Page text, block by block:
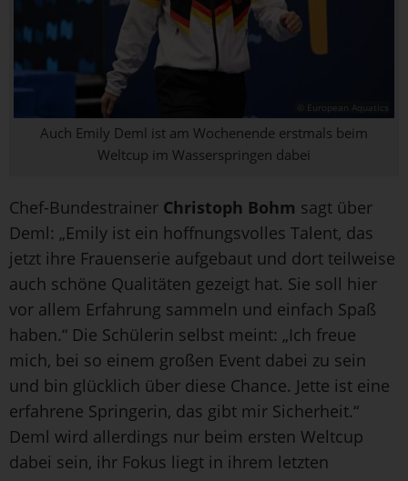
© European Aquatics
Auch Emily Deml ist am Wochenende erstmals beim
Weltcup im Wasserspringen dabei
Chef-Bundestrainer Christoph Bohm sagt über
Deml: „Emily ist ein hoffnungsvolles Talent, das
jetzt ihre Frauenserie aufgebaut und dort teilweise
auch schöne Qualitäten gezeigt hat. Sie soll hier
vor allem Erfahrung sammeln und einfach Spaß
haben.“ Die Schülerin selbst meint: „Ich freue
mich, bei so einem großen Event dabei zu sein
und bin glücklich über diese Chance. Jette ist eine
erfahrene Springerin, das gibt mir Sicherheit.“
Deml wird allerdings nur beim ersten Weltcup
dabei sein, ihr Fokus liegt in ihrem letzten